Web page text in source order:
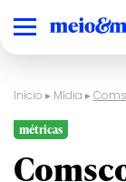
Início ▸ Mídia ▸
métricas